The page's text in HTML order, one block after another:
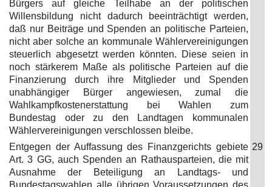
Bürgers auf gleiche Teilhabe an der politischen
Willensbildung nicht dadurch beeinträchtigt werden,
daß nur Beiträge und Spenden an politische Parteien,
nicht aber solche an kommunale Wählervereinigungen
steuerlich abgesetzt werden könnten. Diese seien in
noch stärkerem Maße als politische Parteien auf die
Finanzierung durch ihre Mitglieder und Spenden
unabhängiger Bürger angewiesen, zumal die
Wahlkampfkostenerstattung bei Wahlen zum
Bundestag oder zu den Landtagen kommunalen
Wählervereinigungen verschlossen bleibe.
Entgegen der Auffassung des Finanzgerichts gebiete
Art. 3 GG, auch Spenden an Rathausparteien, die mit
Ausnahme der Beteiligung an Landtags- und
Bundestagswahlen alle übrigen Voraussetzungen des
29